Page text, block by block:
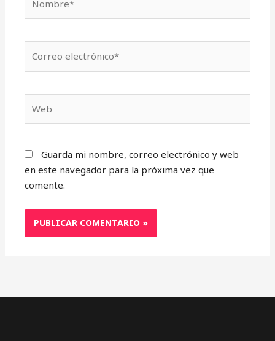
electrónico*
Guarda mi nombre, correo electrónico y web
en este navegador para la próxima vez que
comente.